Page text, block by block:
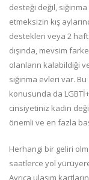
desteği değil,
etmeksizin kış
destekleri veya 2
dışında, mevsim
olanların kalabildiği
sığınma evleri var.
konusunda da
cinsiyetiniz kadın
önemli ve en fazla
Herhangi bir geliri
saatlerce yol
Ayrıca ulaşım